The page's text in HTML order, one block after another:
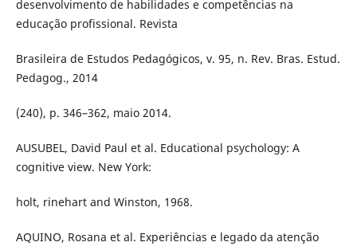
desenvolvimento de habilidades e competências na
educação profissional. Revista
Brasileira de Estudos Pedagógicos, v. 95, n. Rev. Bras. Estud.
Pedagog., 2014
(240), p. 346–362, maio 2014.
AUSUBEL, David Paul et al. Educational psychology: A
cognitive view. New York:
holt, rinehart and Winston, 1968.
AQUINO, Rosana et al. Experiências e legado da atenção